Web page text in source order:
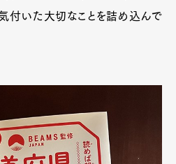
気付いた大切なことを詰め込んで